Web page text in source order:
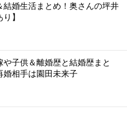
結婚生活まとめ！奥さんの坪井
】
子供＆離婚歴と結婚歴まと
婚相手は園田未来子